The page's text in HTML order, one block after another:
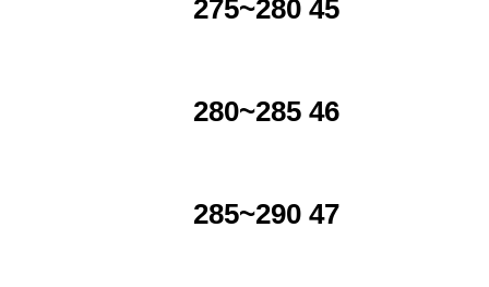
275~280 45
280~285 46
285~290 47